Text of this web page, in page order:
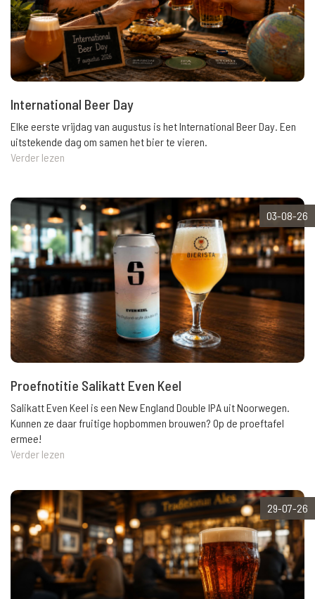
International Beer Day
Elke eerste vrijdag van augustus is het International Beer Day. Een
uitstekende dag om samen het bier te vieren.
Verder lezen
03-08-26
Proefnotitie Salikatt Even Keel
Salikatt Even Keel is een New England Double IPA uit Noorwegen.
Kunnen ze daar fruitige hopbommen brouwen? Op de proeftafel
ermee!
Verder lezen
29-07-26